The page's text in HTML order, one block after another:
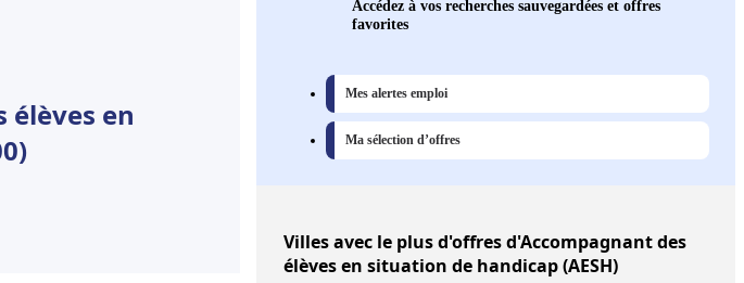
en
Accédez à vos recherches sauvegardées et offres
favorites
Mes alertes emploi
Ma sélection d’offres
Villesavec le plus d'offres d'Accompagnant des
élèves en situation de handicap (AESH)